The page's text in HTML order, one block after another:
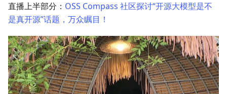
直播上半部分： OSS Compass 社区探讨“开源大模型是不
是真开源”话题，万众瞩目！